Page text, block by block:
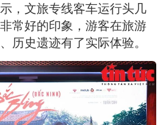
，文旅专线客车运行头几
常好的印象，游客在旅游
历史遗迹有了实际体验。